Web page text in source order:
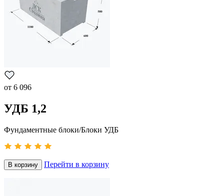
от 6 096
УДБ 1,2
Фундаментные блоки/Блоки УДБ
В корзину Перейти в корзину